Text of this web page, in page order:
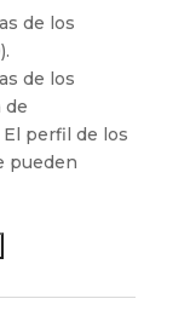
de los
de los
de
El perfil de los
pueden